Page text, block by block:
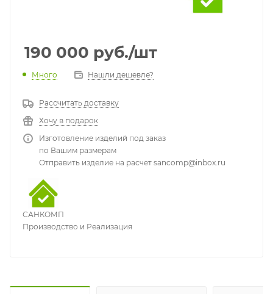
190 000 руб./шт
Много Нашли дешевле?
Рассчитать доставку
Хочу в подарок
Изготовление изделий под заказ
по Вашим размерам
Отправить изделие на расчет sancomp@inbox.ru
САНКОМП
Производство и Реализация